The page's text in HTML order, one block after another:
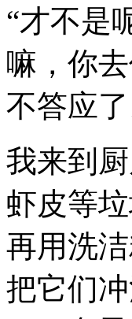
“才不是
嘛，你
不答应了
我来到
虾皮等
再用洗
把它们